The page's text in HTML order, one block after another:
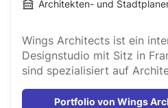
Architekten- und
Wings Architects ist ein
Designstudio mit Sitz in
sind spezialisiert auf
und Interior Design. Bei
wir einen verständlichen
Portfolio von Wings